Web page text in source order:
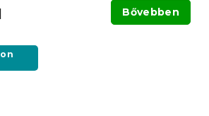
Bővebben